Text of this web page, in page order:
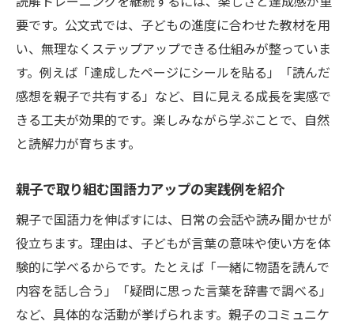
要です。公文式では、子どもの進度に合わせた教材を用
い、無理なくステップアップできる仕組みが整っていま
す。例えば「達成したページにシールを貼る」「読んだ
感想を親子で共有する」など、目に見える成長を実感で
きる工夫が効果的です。楽しみながら学ぶことで、自然
と読解力が育ちます。
親子で取り組む国語力アップの実践例を紹介
親子で国語力を伸ばすには、日常の会話や読み聞かせが
役立ちます。理由は、子どもが言葉の意味や使い方を体
験的に学べるからです。たとえば「一緒に物語を読んで
内容を話し合う」「疑問に思った言葉を辞書で調べる」
など、具体的な活動が挙げられます。親子のコミュニケ